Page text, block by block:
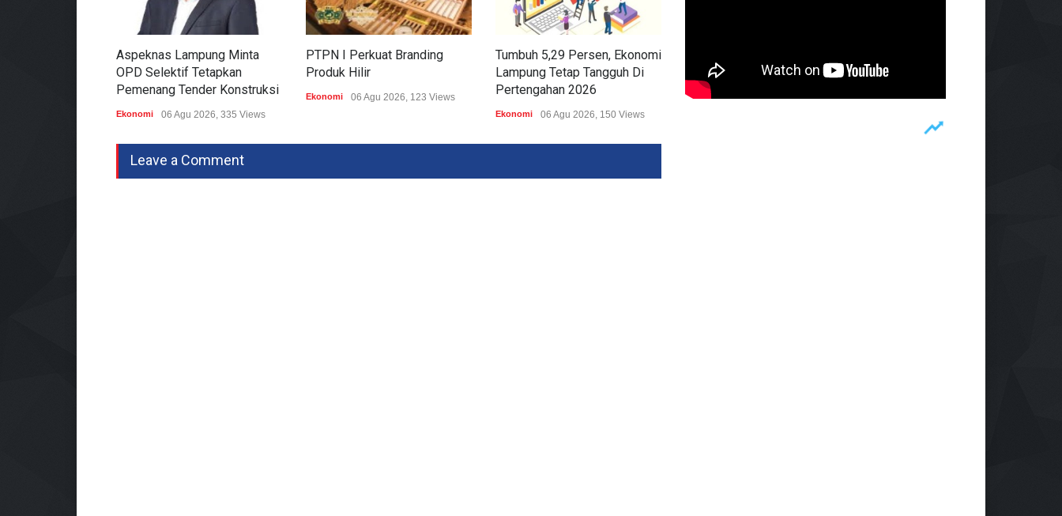
Aspeknas Lampung Minta
OPD Selektif Tetapkan
Pemenang Tender Konstruksi
Ekonomi 06 Agu 2026, 335 Views
PTPN I Perkuat Branding
Produk Hilir
Ekonomi 06 Agu 2026, 123 Views
Tumbuh 5,29 Persen, Ekonomi
Lampung Tetap Tangguh Di
Pertengahan 2026
Ekonomi 06 Agu 2026, 150 Views
Kembali Hadirkan Program
KUotamasya 2026
Leave a Comment